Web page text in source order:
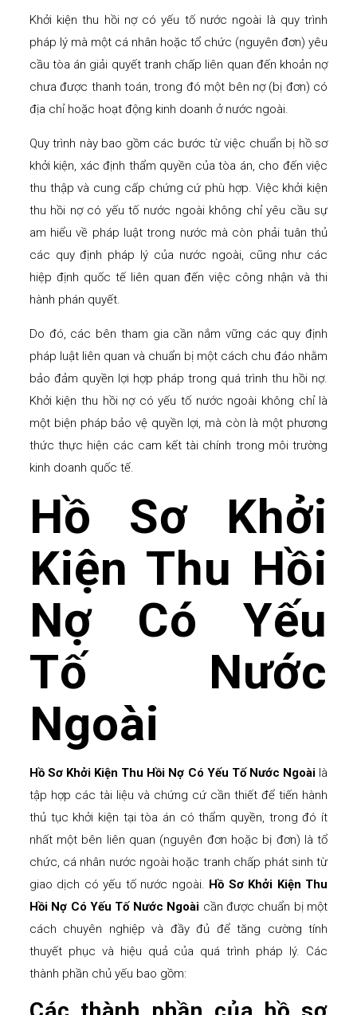
Khởi kiện thu hồi nợ có yếu tố nước ngoài là quy trình
pháp lý mà một cá nhân hoặc tổ chức (nguyên đơn) yêu
cầu tòa án giải quyết tranh chấp liên quan đến khoản nợ
chưa được thanh toán, trong đó một bên nợ (bị đơn) có
địa chỉ hoặc hoạt động kinh doanh ở nước ngoài.
Quy trình này bao gồm các bước từ việc chuẩn bị hồ sơ
khởi kiện, xác định thẩm quyền của tòa án, cho đến việc
thu thập và cung cấp chứng cứ phù hợp. Việc khởi kiện
thu hồi nợ có yếu tố nước ngoài không chỉ yêu cầu sự
am hiểu về pháp luật trong nước mà còn phải tuân thủ
các quy định pháp lý của nước ngoài, cũng như các
hiệp định quốc tế liên quan đến việc công nhận và thi
hành phán quyết.
Do đó, các bên tham gia cần nắm vững các quy định
pháp luật liên quan và chuẩn bị một cách chu đáo nhằm
bảo đảm quyền lợi hợp pháp trong quá trình thu hồi nợ.
Khởi kiện thu hồi nợ có yếu tố nước ngoài không chỉ là
một biện pháp bảo vệ quyền lợi, mà còn là một phương
thức thực hiện các cam kết tài chính trong môi trường
kinh doanh quốc tế.
Hồ Sơ Khởi
Kiện Thu Hồi
Nợ Có Yếu
Tố Nước
Ngoài
Hồ Sơ Khởi Kiện Thu Hồi Nợ Có Yếu Tố Nước Ngoài là
tập hợp các tài liệu và chứng cứ cần thiết để tiến hành
thủ tục khởi kiện tại tòa án có thẩm quyền, trong đó ít
nhất một bên liên quan (nguyên đơn hoặc bị đơn) là tổ
chức, cá nhân nước ngoài hoặc tranh chấp phát sinh từ
giao dịch có yếu tố nước ngoài. Hồ Sơ Khởi Kiện Thu
Hồi Nợ Có Yếu Tố Nước Ngoài cần được chuẩn bị một
cách chuyên nghiệp và đầy đủ để tăng cường tính
thuyết phục và hiệu quả của quá trình pháp lý. Các
thành phần chủ yếu bao gồm: